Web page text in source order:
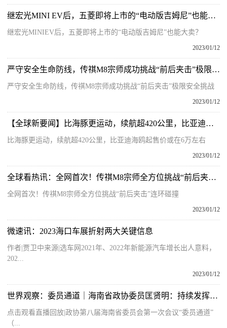
继宏光MINI EV后，五菱即将上市的“电动版吉姆尼”也能大卖？
继宏光MINIEV后，五菱即将上市的“电动版吉姆尼”也能大卖？
2023/01/12
严守安全生命防线，传祺M8宗师成功挑战“前后夹击”极限安全挑战
严守安全生命防线，传祺M8宗师成功挑战“前后夹击”极限安全挑战
2023/01/12
【全球新要闻】比海豚更运动，续航超420公里，比亚迪海鸥起售价或在6万左右
比海豚更运动，续航超420公里，比亚迪海鸥起售价或在6万左右
2023/01/12
全球看热讯：全网首次！传祺M8宗师全方位挑战“前后夹击”连环碰撞
全网首次！传祺M8宗师全方位挑战“前后夹击”连环碰撞
2023/01/12
微速讯：2023海口车展折射两大关键信息
作者|贾卫中来源|选车网2021年、2022年新能源汽车增长出人意料，
202...
2023/01/12
世界观察：委员通道｜海南省政协委员匡贤明：持续发挥RCEP与自贸港政策叠加效应
点击观看直播回放|政协第八届海南省委员会第一次会议“委员通道”
（...